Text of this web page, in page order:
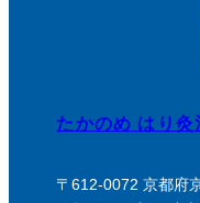
たかのめ はり
〒612-0072 京都府